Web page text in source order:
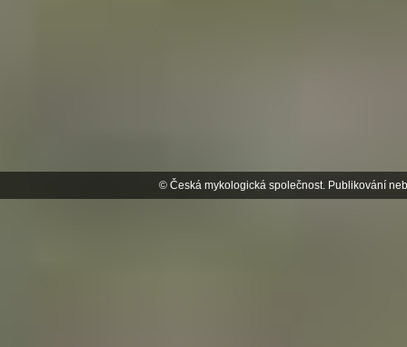
© Česká mykologická společnost. Publikování